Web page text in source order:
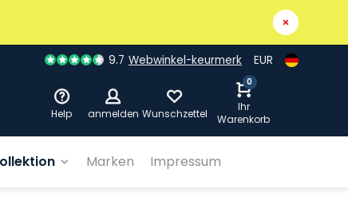
9.7 Webwinkel-keurmerk EUR
Help anmelden Wunschzettel
0
Ihr
Warenkorb
Marken Impressum